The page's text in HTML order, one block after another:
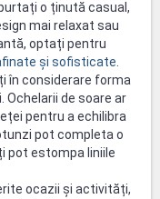
o ținută casual,
mai relaxat sau
optați pentru
și sofisticate
în considerare forma
Ochelarii de soare ar
pentru a echilibra
pot completa o
pot estompa liniile
ocazii și activități,